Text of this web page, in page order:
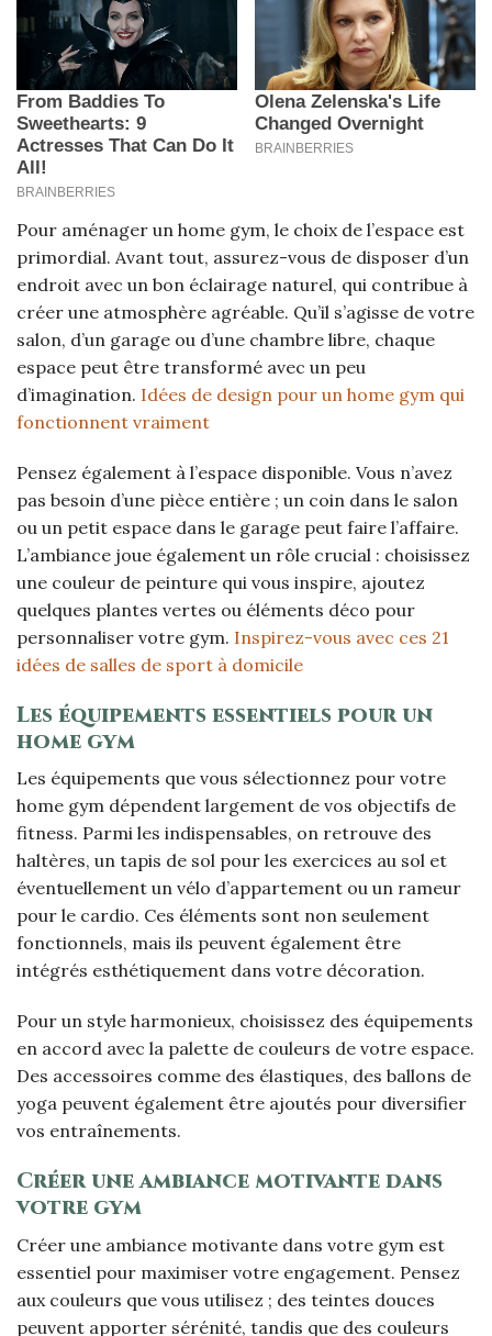
Pour aménager un home gym, le choix de l’espace est
primordial. Avant tout, assurez-vous de disposer d’un
endroit avec un bon éclairage naturel, qui contribue à
créer une atmosphère agréable. Qu’il s’agisse de votre
salon, d’un garage ou d’une chambre libre, chaque
espace peut être transformé avec un peu
d’imagination. Idées de design pour un home gym qui
fonctionnent vraiment
Pensez également à l’espace disponible. Vous n’avez
pas besoin d’une pièce entière ; un coin dans le salon
ou un petit espace dans le garage peut faire l’affaire.
L’ambiance joue également un rôle crucial : choisissez
une couleur de peinture qui vous inspire, ajoutez
quelques plantes vertes ou éléments déco pour
personnaliser votre gym. Inspirez-vous avec ces 21
idées de salles de sport à domicile
Les équipements essentiels pour un
home gym
Les équipements que vous sélectionnez pour votre
home gym dépendent largement de vos objectifs de
fitness. Parmi les indispensables, on retrouve des
haltères, un tapis de sol pour les exercices au sol et
éventuellement un vélo d’appartement ou un rameur
pour le cardio. Ces éléments sont non seulement
fonctionnels, mais ils peuvent également être
intégrés esthétiquement dans votre décoration.
Pour un style harmonieux, choisissez des équipements
en accord avec la palette de couleurs de votre espace.
Des accessoires comme des élastiques, des ballons de
yoga peuvent également être ajoutés pour diversifier
vos entraînements.
Créer une ambiance motivante dans
votre gym
Créer une ambiance motivante dans votre gym est
essentiel pour maximiser votre engagement. Pensez
aux couleurs que vous utilisez ; des teintes douces
peuvent apporter sérénité, tandis que des couleurs